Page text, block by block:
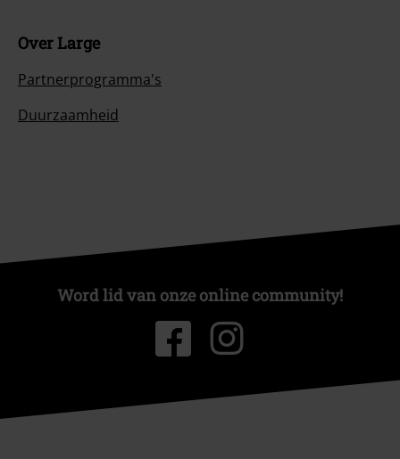
Over Large
Partnerprogramma's
Duurzaamheid
Word lid van onze online community!